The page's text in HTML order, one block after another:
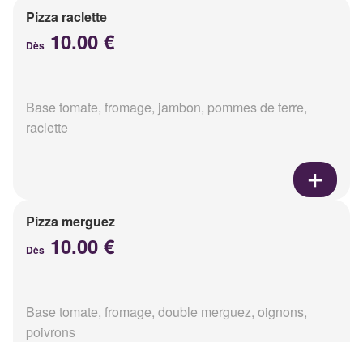
Pizza raclette
Dès 10.00 €
Base tomate, fromage, jambon, pommes de terre,
raclette
Pizza merguez
Dès 10.00 €
Base tomate, fromage, double merguez, oignons,
poivrons